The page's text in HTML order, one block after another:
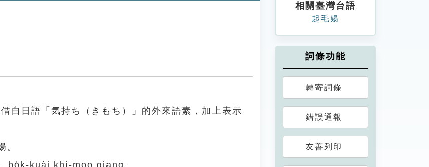
自日語「気持ち（きもち）」的外來語素，加上表示
。
bo̍k-kuài khí-moo giang.
相關臺灣台語
起毛婸
詞條功能
轉寄詞條
錯誤通報
友善列印